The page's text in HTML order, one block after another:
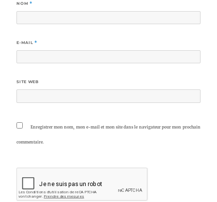
NOM *
E-MAIL *
SITE WEB
Enregistrer mon nom, mon e-mail et mon site dans le navigateur pour mon prochain
commentaire.